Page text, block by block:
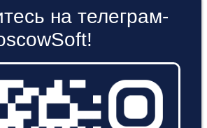
на телеграм-